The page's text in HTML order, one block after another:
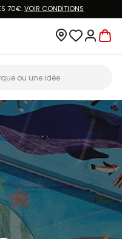
70€.VOIR CONDITIONS